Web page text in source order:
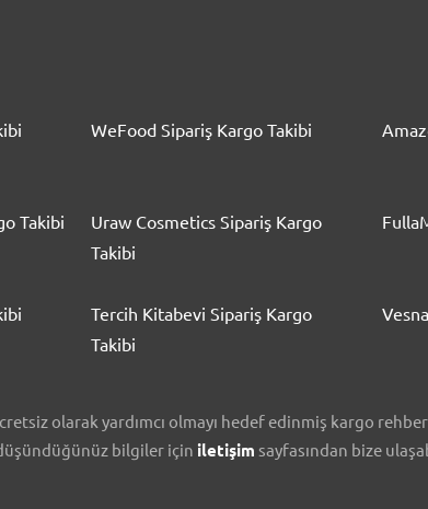
WeFood Sipariş Kargo Takibi
Takibi
Uraw Cosmetics Sipariş Kargo
Takibi
Tercih Kitabevi Sipariş Kargo
Takibi
olarak yardımcı olmayı hedef edinmiş kargo
bilgiler için iletişim sayfasından bize